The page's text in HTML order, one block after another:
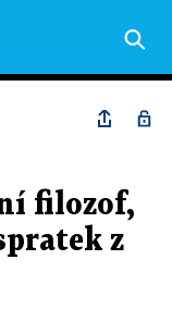
filozof,
z